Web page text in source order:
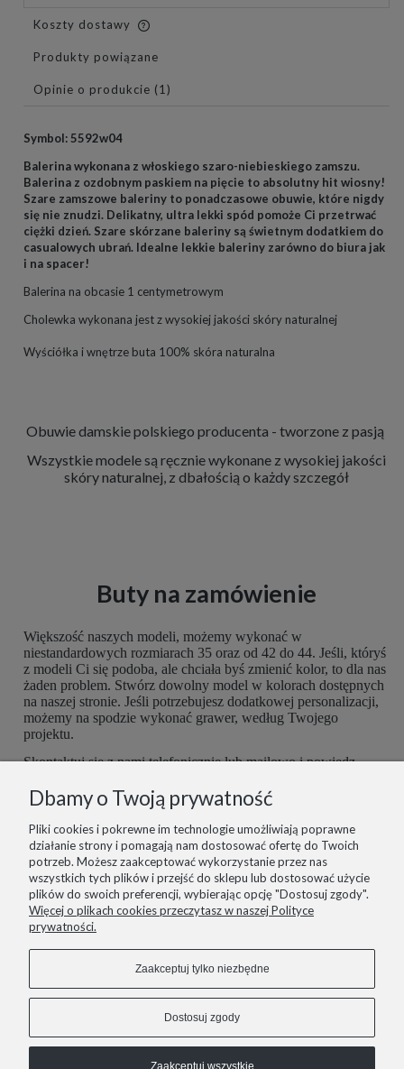
Koszty dostawy
Cena nie zawiera ewentualnych kosztów płatności
Produkty powiązane
Opinie o produkcie (1)
Symbol: 5592w04
Balerina wykonana z włoskiego szaro-niebieskiego zamszu.
Balerina z ozdobnym paskiem na pięcie to absolutny hit wiosny!
Szare zamszowe baleriny to ponadczasowe obuwie, które nigdy
się nie znudzi. Delikatny, ultra lekki spód pomoże Ci przetrwać
ciężki dzień. Szare skórzane baleriny są świetnym dodatkiem do
casualowych ubrań. Idealne lekkie baleriny zarówno do biura jak
i na spacer!
Balerina na obcasie 1 centymetrowym
Cholewka wykonana jest z wysokiej jakości skóry naturalnej
Wyściółka i wnętrze buta 100% skóra naturalna
Obuwie damskie polskiego producenta - tworzone z pasją
Wszystkie modele są ręcznie wykonane z wysokiej jakości
skóry naturalnej, z dbałością o każdy szczegół
Buty na zamówienie
Większość naszych modeli, możemy wykonać w
niestandardowych rozmiarach 35 oraz od 42 do 44. Jeśli, któryś
z modeli Ci się podoba, ale chciała byś zmienić kolor, to dla nas
żaden problem. Stwórz dowolny model w kolorach dostępnych
na naszej stronie. Jeśli potrzebujesz dodatkowej personalizacji,
możemy na spodzie wykonać grawer, według Twojego
projektu.
Skontaktuj się z nami telefonicznie lub mailowo i powiedz,
możliwość dopasować je do Ciebie idealnie. Postaramy się
spełnić wszelkie potrzeby z największą starannością.
informacje
pomoc
zakupy
Dbamy o Twoją prywatność
Pliki cookies i pokrewne im technologie umożliwiają poprawne
działanie strony i pomagają nam dostosować ofertę do Twoich
potrzeb. Możesz zaakceptować wykorzystanie przez nas
wszystkich tych plików i przejść do sklepu lub dostosować użycie
plików do swoich preferencji, wybierając opcję "Dostosuj zgody".
Więcej o plikach cookies przeczytasz w naszej Polityce
prywatności.
Zaakceptuj tylko niezbędne
Dostosuj zgody
Zaakceptuj wszystkie